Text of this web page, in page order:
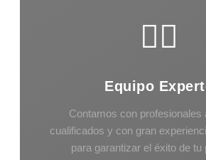
👨‍✈️
Equipo
Contamos con profesionales
cualificados y con gran
para garantizar el éxito de tu